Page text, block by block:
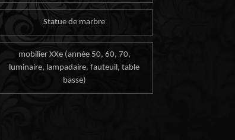
Statue de marbre
mobilier XXe (année 50, 60, 70,
luminaire, lampadaire, fauteuil, table
basse)